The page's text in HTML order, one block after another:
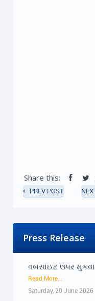
Share this:
PREV POST
Press Release
ખાનગી યુનિવર્સિટી
વેબસાઈટ ઉપર
Read More...
Saturday, 20 June 2026